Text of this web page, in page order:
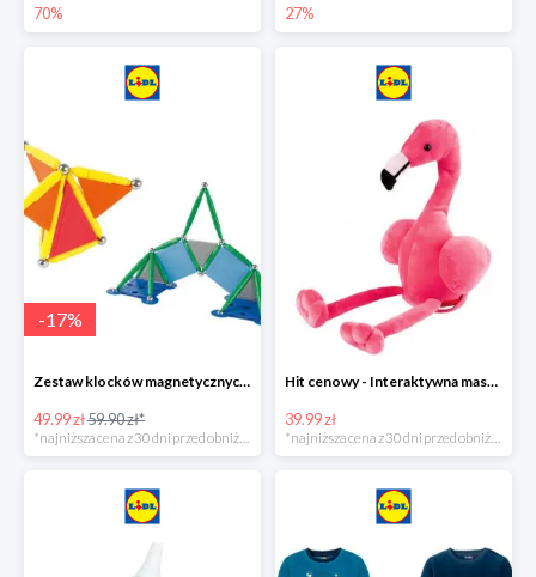
70% 27%
-17%
Zestaw klocków magnetycznych -16%
49.99 zł59.90 zł*
*najniższa cena z 30 dni przed obniżką
Hit cenowy - Interaktywna maskotka z efektami dźwiękowymi
39.99 zł
*najniższa cena z 30 dni przed obniżką